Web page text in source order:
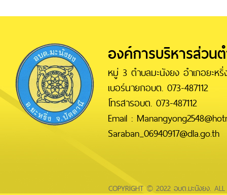
องค์การบริหารส่วน
หมู่ 3 ตำบลมะนังยง อำเภอยะห
เบอร์นายกอบต. 073-487112
โทรสารอบต. 073-487112
Email :
Saraban_06940917@dla.go.th
COPYRIGHT © 2022 อบต.มะนังยง. ALL